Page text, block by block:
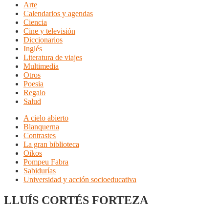
Arte
Calendarios y agendas
Ciencia
Cine y televisión
Diccionarios
Inglés
Literatura de viajes
Multimedia
Otros
Poesia
Regalo
Salud
A cielo abierto
Blanquerna
Contrastes
La gran biblioteca
Oikos
Pompeu Fabra
Sabidurías
Universidad y acción socioeducativa
LLUÍS CORTÉS FORTEZA